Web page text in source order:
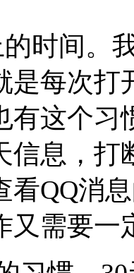
的时间。
是每次打
有这个习
信息，打
看QQ消
又需要一